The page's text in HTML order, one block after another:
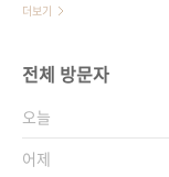
더보기
전체 방문자
오늘
어제